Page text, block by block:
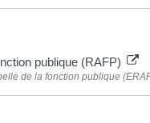
publique (RAFP)
de la fonction publique